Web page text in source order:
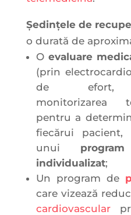
Ședințele de
o durată de
O evaluare
(prin
de
monitorizarea
pentru a
fiecărui pacient,
unui
individualizat;
Un program de
care vizează
cardiovascular